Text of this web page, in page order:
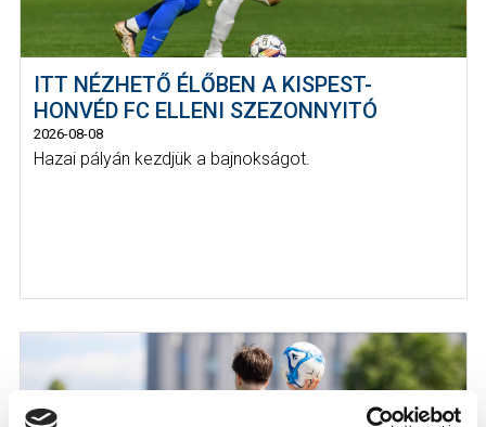
ITT NÉZHETŐ ÉLŐBEN A KISPEST-
HONVÉD FC ELLENI SZEZONNYITÓ
2026-08-08
Hazai pályán kezdjük a bajnokságot.